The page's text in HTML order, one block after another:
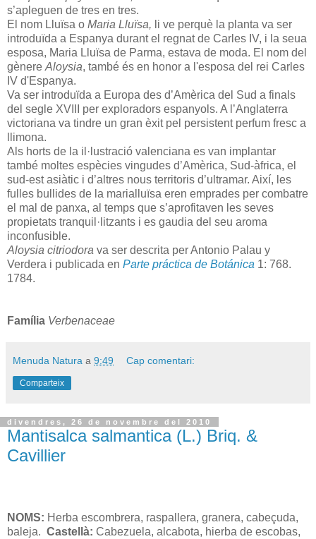
s’apleguen de tres en tres.
El nom Lluïsa o Maria Lluïsa, li ve perquè la planta va ser
introduïda a Espanya durant el regnat de Carles IV, i la seua
esposa, Maria Lluïsa de Parma, estava de moda. El nom del
gènere Aloysia, també és en honor a l'esposa del rei Carles
IV d'Espanya.
Va ser introduïda a Europa des d’Amèrica del Sud a finals
del segle XVIII per exploradors espanyols. A l’Anglaterra
victoriana va tindre un gran èxit pel persistent perfum fresc a
llimona.
Als horts de la il·lustració valenciana es van implantar
també moltes espècies vingudes d’Amèrica, Sud-àfrica, el
sud-est asiàtic i d’altres nous territoris d’ultramar. Així, les
fulles bullides de la marialluïsa eren emprades per combatre
el mal de panxa, al temps que s’aprofitaven les seves
propietats tranquil·litzants i es gaudia del seu aroma
inconfusible.
Aloysia citriodora va ser descrita per Antonio Palau y
Verdera i publicada en Parte práctica de Botánica 1: 768.
1784.
Família Verbenaceae
Menuda Natura a 9:49 Cap comentari:
Comparteix
divendres, 26 de novembre del 2010
Mantisalca salmantica (L.) Briq. &
Cavillier
NOMS: Herba escombrera, raspallera, granera, cabeçuda,
baleja. Castellà: Cabezuela, alcabota, hierba de escobas,